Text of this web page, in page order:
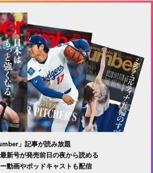
」記事が読み放題
新号が発売前日の夜から読める
動画やポッドキャストも配信